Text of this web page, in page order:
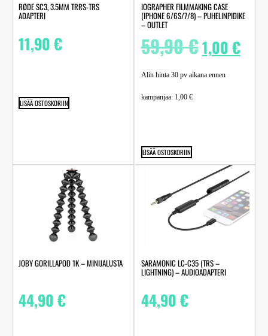
RØDE SC3, 3.5MM TRRS-TRS
ADAPTERI
11,90€
LISÄÄ OSTOSKORIIN
IOGRAPHER FILMMAKING CASE
(IPHONE 6/6S/7/8) – PUHELINPIDIKE
– OUTLET
59,90€1,00€
Alin hinta 30 pv aikana ennen
kampanjaa: 1,00 €
LISÄÄ OSTOSKORIIN
JOBY GORILLAPOD 1K – MINIJALUSTA
44,90€
SARAMONIC LC-C35 (TRS –
LIGHTNING) – AUDIOADAPTERI
44,90€